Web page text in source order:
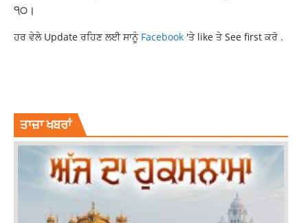
੧੦।
ਹਰ ਵੇਲੇ Update ਰਹਿਣ ਲਈ ਸਾਨੂੰ Facebook 'ਤੇ like ਤੇ See first ਕਰੋ .
ਤਾਜ਼ਾ ਖਬਰਾਂ